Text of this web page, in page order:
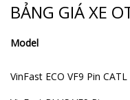
BẢNG GIÁ XE
Model
VinFast ECO VF9 Pin CATL